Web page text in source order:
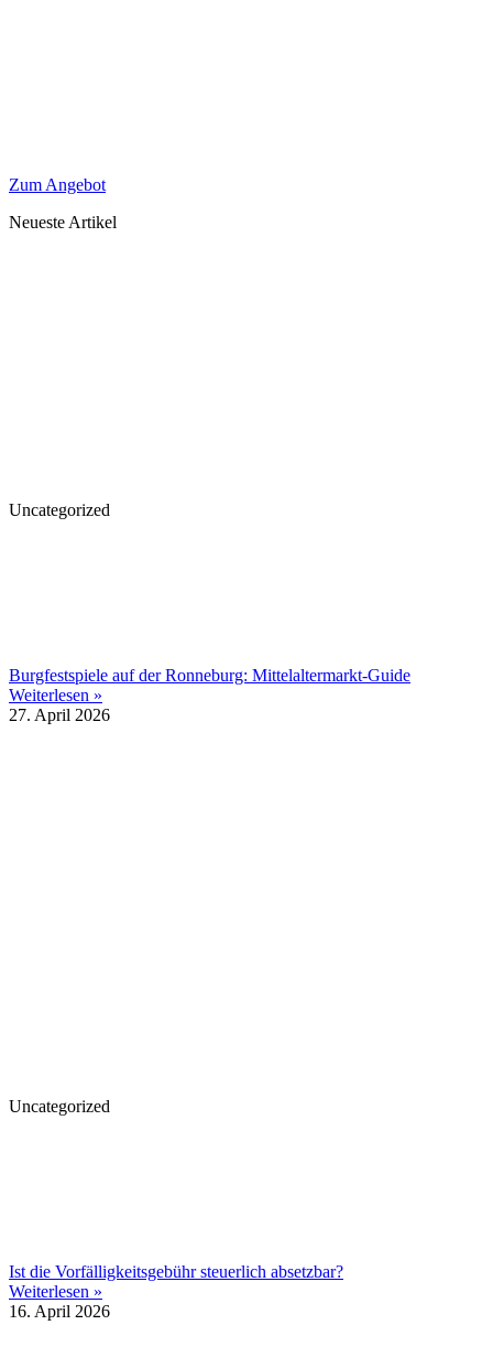
Zum Angebot
Neueste Artikel
Uncategorized
Burgfestspiele auf der Ronneburg: Mittelaltermarkt-Guide
Weiterlesen »
27. April 2026
Uncategorized
Ist die Vorfälligkeitsgebühr steuerlich absetzbar?
Weiterlesen »
16. April 2026